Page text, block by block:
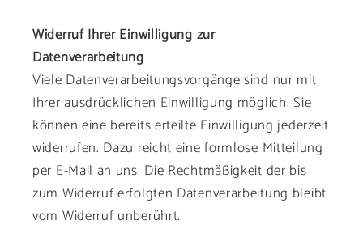
Widerruf Ihrer Einwilligung zur
Datenverarbeitung
Viele Datenverarbeitungsvorgänge sind nur mit
Ihrer ausdrücklichen Einwilligung möglich. Sie
können eine bereits erteilte Einwilligung jederzeit
widerrufen. Dazu reicht eine formlose Mitteilung
per E-Mail an uns. Die Rechtmäßigkeit der bis
zum Widerruf erfolgten Datenverarbeitung bleibt
vom Widerruf unberührt.